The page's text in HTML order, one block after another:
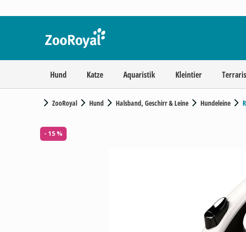
Hund Katze Aquaristik Kleintier
ZooRoyal Hund Halsband, Geschirr & Leine Hundeleine
- 15 %